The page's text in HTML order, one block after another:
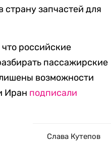
запчастей для
что российские
пассажирские
возможности
Иран подписали
Слава Кутепов